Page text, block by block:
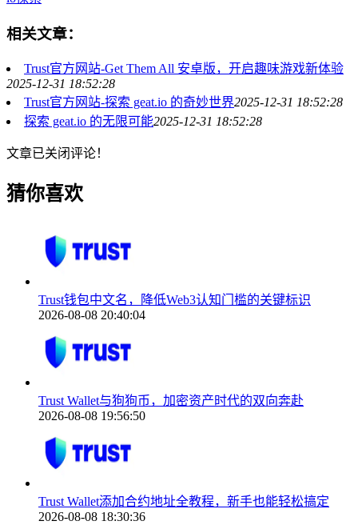
相关文章：
Trust官方网站-Get Them All 安卓版，开启趣味游戏新体验
2025-12-31 18:52:28
Trust官方网站-探索 geat.io 的奇妙世界2025-12-31 18:52:28
探索 geat.io 的无限可能2025-12-31 18:52:28
文章已关闭评论！
猜你喜欢
Trust钱包中文名，降低Web3认知门槛的关键标识
2026-08-08 20:40:04
Trust Wallet与狗狗币，加密资产时代的双向奔赴
2026-08-08 19:56:50
Trust Wallet添加合约地址全教程，新手也能轻松搞定
2026-08-08 18:30:36